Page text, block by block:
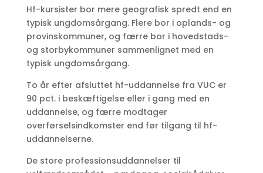
Hf-kursister bor mere geografisk spredt end en
typisk ungdomsårgang. Flere bor i oplands- og
provinskommuner, og færre bor i hovedstads-
og storbykommuner sammenlignet med en
typisk ungdomsårgang.
To år efter afsluttet hf-uddannelse fra VUC er
90 pct. i beskæftigelse eller i gang med en
uddannelse, og færre modtager
overførselsindkomster end før tilgang til hf-
uddannelserne.
De store professionsuddannelser til